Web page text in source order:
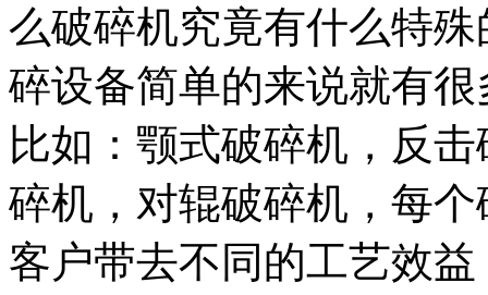
么破碎机究竟有什么特
碎设备简单的来说就有
比如：颚式破碎机，反
碎机，对辊破碎机，每
客户带去不同的工艺效